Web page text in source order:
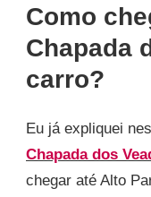
Como
Chapada
carro?
Eu já expliquei
Chapada dos
chegar até Alto